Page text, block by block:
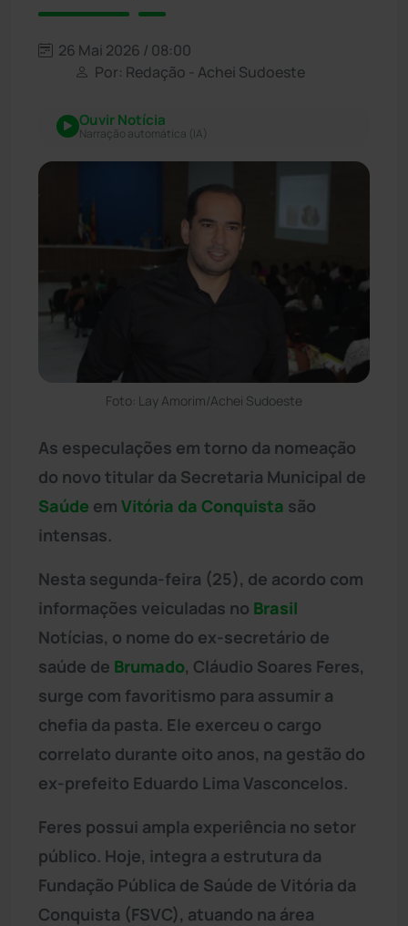
26 Mai 2026 / 08:00
Por: Redação - Achei Sudoeste
Ouvir Notícia
Narração automática (IA)
Foto: Lay Amorim/Achei Sudoeste
As especulações em torno da nomeação
do novo titular da Secretaria Municipal de
Saúde em Vitória da Conquista são
intensas.
Nesta segunda-feira (25), de acordo com
informações veiculadas no Brasil
Notícias, o nome do ex-secretário de
saúde de Brumado, Cláudio Soares Feres,
surge com favoritismo para assumir a
chefia da pasta. Ele exerceu o cargo
correlato durante oito anos, na gestão do
ex-prefeito Eduardo Lima Vasconcelos.
Feres possui ampla experiência no setor
público. Hoje, integra a estrutura da
Fundação Pública de Saúde de Vitória da
Conquista (FSVC), atuando na área